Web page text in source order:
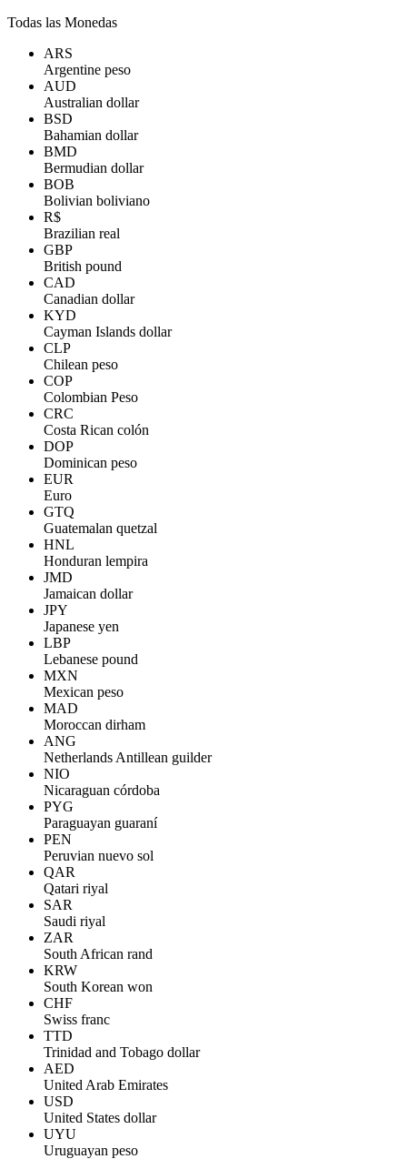
Todas las Monedas
ARS
Argentine peso
AUD
Australian dollar
BSD
Bahamian dollar
BMD
Bermudian dollar
BOB
Bolivian boliviano
R$
Brazilian real
GBP
British pound
CAD
Canadian dollar
KYD
Cayman Islands dollar
CLP
Chilean peso
COP
Colombian Peso
CRC
Costa Rican colón
DOP
Dominican peso
EUR
Euro
GTQ
Guatemalan quetzal
HNL
Honduran lempira
JMD
Jamaican dollar
JPY
Japanese yen
LBP
Lebanese pound
MXN
Mexican peso
MAD
Moroccan dirham
ANG
Netherlands Antillean guilder
NIO
Nicaraguan córdoba
PYG
Paraguayan guaraní
PEN
Peruvian nuevo sol
QAR
Qatari riyal
SAR
Saudi riyal
ZAR
South African rand
KRW
South Korean won
CHF
Swiss franc
TTD
Trinidad and Tobago dollar
AED
United Arab Emirates
USD
United States dollar
UYU
Uruguayan peso